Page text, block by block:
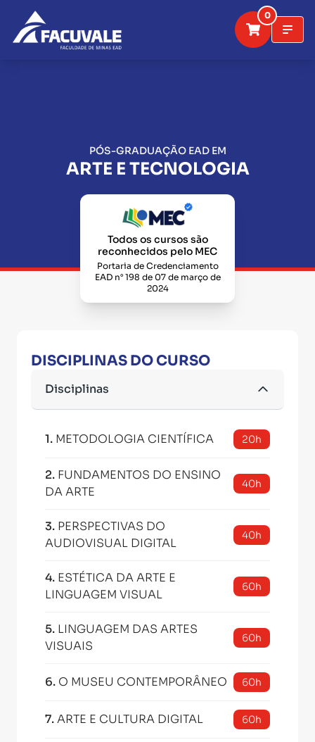
0
PÓS-GRADUAÇÃO EAD EM
ARTE E TECNOLOGIA
Todos os cursos são
reconhecidos pelo MEC
Portaria de Credenciamento
EAD n° 198 de 07 de março de
2024
DISCIPLINAS DO CURSO
Disciplinas
1. METODOLOGIA CIENTÍFICA 20h
2. FUNDAMENTOS DO ENSINO
DA ARTE
40h
3. PERSPECTIVAS DO
AUDIOVISUAL DIGITAL
40h
4. ESTÉTICA DA ARTE E
LINGUAGEM VISUAL
60h
5. LINGUAGEM DAS ARTES
VISUAIS
60h
6. O MUSEU CONTEMPORÂNEO 60h
7.ARTE E CULTURA DIGITAL 60h